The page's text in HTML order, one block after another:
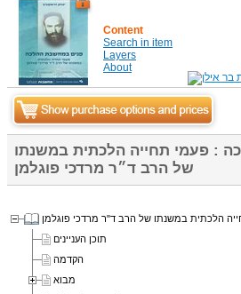
Content
Search in item
Layers
About
: פעמי תחייה הלכתית במשנתו
של הרב ד״ר מרדכי פוגלמן
הלכתית במשנתו של הרב ד"ר מרדכי פוגלמן
תוכן העניינים
הקדמה
מבוא